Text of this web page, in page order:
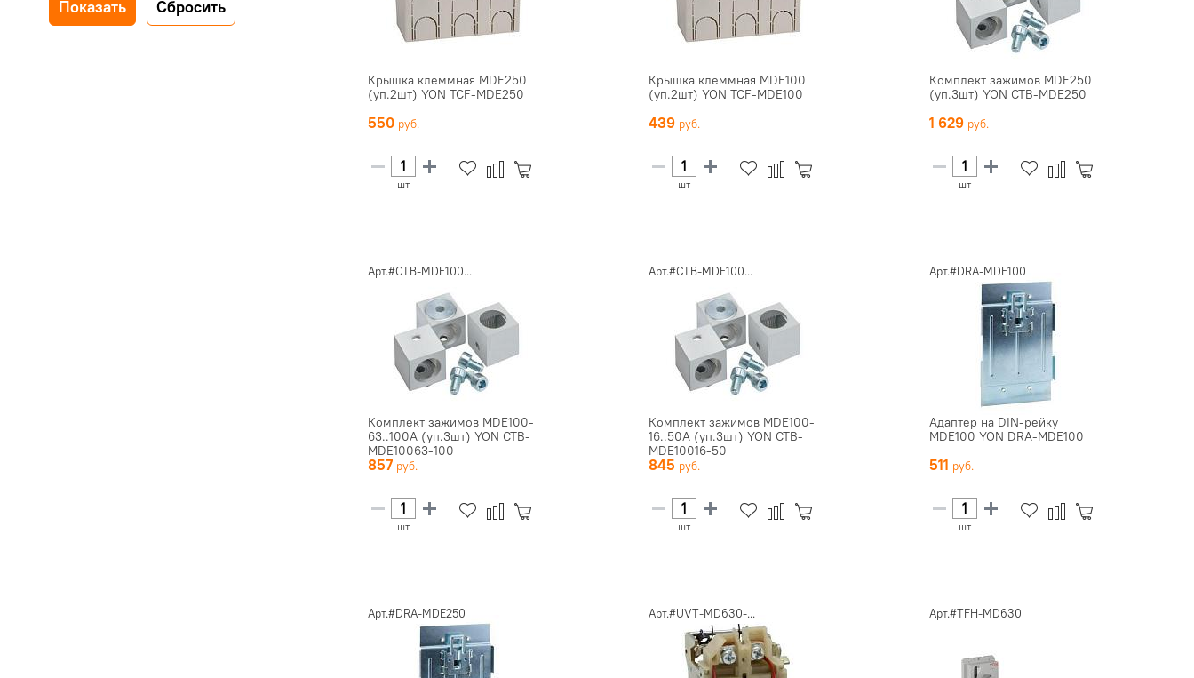
Крышка клеммная MDE250
(уп.2шт) YON TCF-MDE250
550
шт
Крышка клеммная MDE100
(уп.2шт) YON TCF-MDE100
439
шт
Комплект зажимов MDE250
(уп.3шт) YON CTB-MDE250
1 629
шт
Арт.#CTB-MDE100...
Комплект зажимов MDE100-
63..100А (уп.3шт) YON CTB-
MDE10063-100
857
шт
Арт.#CTB-MDE100...
Комплект зажимов MDE100-
16..50А (уп.3шт) YON CTB-
MDE10016-50
845
шт
Арт.#DRA-MDE100
Адаптер на DIN-рейку
MDE100 YON DRA-MDE100
511
шт
Арт.#DRA-MDE250 Арт.#UVT-MD630-... Арт.#TFH-MD630